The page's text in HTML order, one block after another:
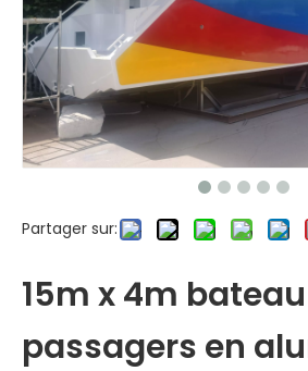
Partager sur:
15m x 4m
passagers en